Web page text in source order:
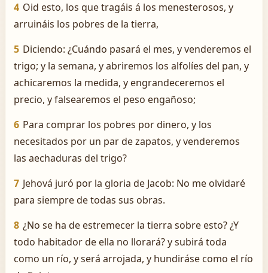
4 Oid esto, los que tragáis á los menesterosos, y
arruináis los pobres de la tierra,
5 Diciendo: ¿Cuándo pasará el mes, y venderemos el
trigo; y la semana, y abriremos los alfolíes del pan, y
achicaremos la medida, y engrandeceremos el
precio, y falsearemos el peso engañoso;
6 Para comprar los pobres por dinero, y los
necesitados por un par de zapatos, y venderemos
las aechaduras del trigo?
7 Jehová juró por la gloria de Jacob: No me olvidaré
para siempre de todas sus obras.
8 ¿No se ha de estremecer la tierra sobre esto? ¿Y
todo habitador de ella no llorará? y subirá toda
como un río, y será arrojada, y hundiráse como el río